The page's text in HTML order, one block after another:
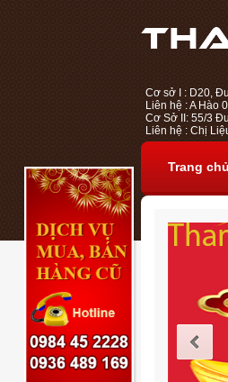
Cơ sở I : D20,
Liên hệ : A Hào
Cơ Sở II: 55/3
Liên hệ : Chị
Trang chủ